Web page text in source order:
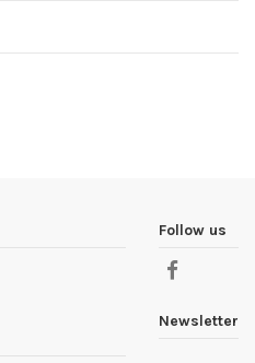
Follow us
Newsletter